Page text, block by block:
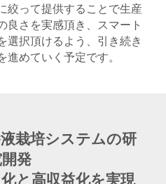
絞って提供することで生産
良さを実感頂き、スマート
選択頂けるよう、引き続き
進めていく予定です。
栽培システムの研
発
と高収益化を実現